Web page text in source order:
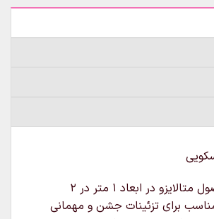
جنس این محصول متالایزو در ابعاد ۱ متر در ۲
برای تزئینات جشن و مهمانی